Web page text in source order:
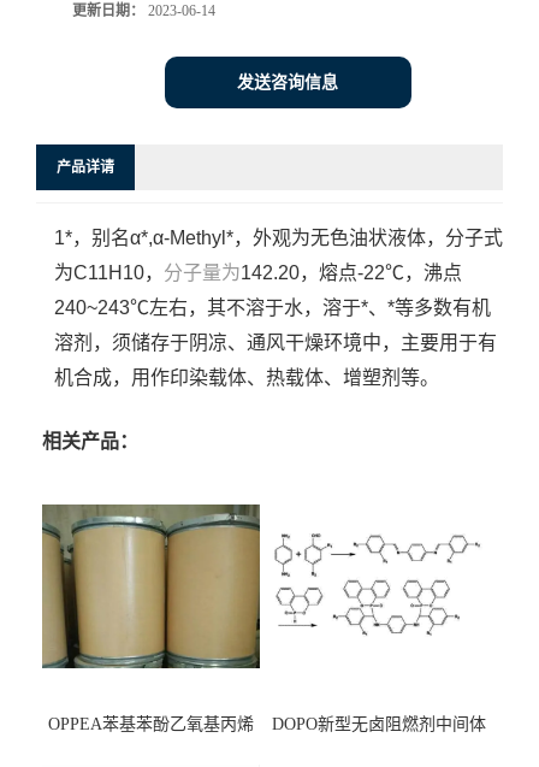
更新日期： 2023-06-14
发送咨询信息
产品详请
1*，别名α*,α-Methyl*， 外观为无色油状液体，分子式
为C11H10， 分子量为142.20，熔点-22℃，沸点
240~243℃左右，其不溶于水，溶于*、*等多数有机
溶剂，须储存于阴凉、通风干燥环境中，主要用于有
机合成，用作印染载体、热载体、增塑剂等。
相关产品：
OPPEA苯基苯酚乙氧基丙烯
DOPO新型无卤阻燃剂中间体